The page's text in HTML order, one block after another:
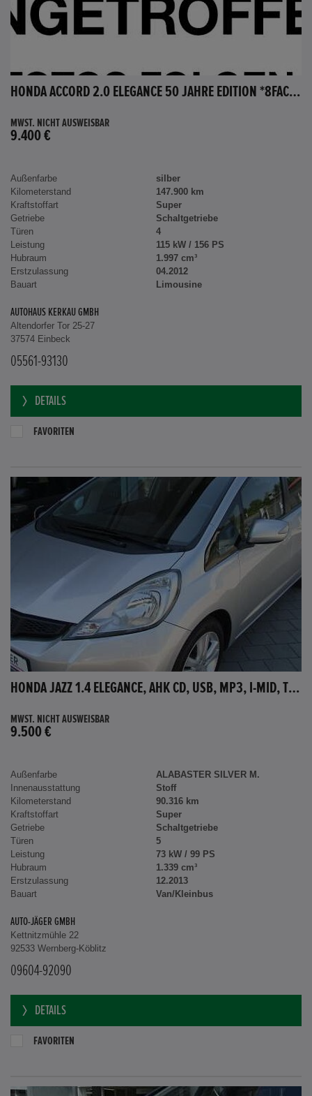
HONDA ACCORD 2.0 ELEGANCE 50 JAHRE EDITION *8FACH BEREIFT*
MWST. NICHT AUSWEISBAR
9.400 €
Außenfarbe
silber
Kilometerstand
147.900 km
Kraftstoffart
Super
Getriebe
Schaltgetriebe
Türen
4
Leistung
115 kW / 156 PS
Hubraum
1.997 cm³
Erstzulassung
04.2012
Bauart
Limousine
AUTOHAUS KERKAU GMBH
Altendorfer Tor 25-27
37574 Einbeck
05561-93130
DETAILS
FAVORITEN
HONDA JAZZ 1.4 ELEGANCE, AHK CD, USB, MP3, I-MID, TEMPOMAT, AUX-IN
MWST. NICHT AUSWEISBAR
9.500 €
Außenfarbe
ALABASTER SILVER M.
Innenausstattung
Stoff
Kilometerstand
90.316 km
Kraftstoffart
Super
Getriebe
Schaltgetriebe
Türen
5
Leistung
73 kW / 99 PS
Hubraum
1.339 cm³
Erstzulassung
12.2013
Bauart
Van/Kleinbus
AUTO-JÄGER GMBH
Kettnitzmühle 22
92533 Wernberg-Köblitz
09604-92090
DETAILS
FAVORITEN